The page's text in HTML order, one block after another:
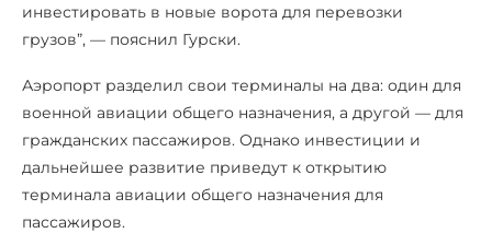
инвестировать в новые ворота для перевозки
грузов”, — пояснил Гурски.
Аэропорт разделил свои терминалы на два: один для
военной авиации общего назначения, а другой — для
гражданских пассажиров. Однако инвестиции и
дальнейшее развитие приведут к открытию
терминала авиации общего назначения для
пассажиров.